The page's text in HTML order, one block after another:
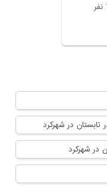
تابستان در شهرکرد
در شهرکرد